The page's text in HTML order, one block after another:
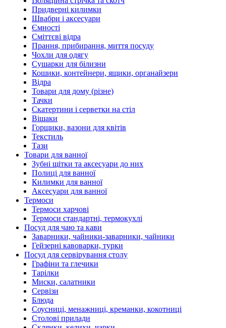
Придверні килимки
Швабри і аксесуари
Ємності
Сміттєві відра
Прання, прибирання, миття посуду
Чохли для одягу
Сушарки для білизни
Кошики, контейнери, ящики, органайзери
Відра
Товари для дому (різне)
Тачки
Скатертини і серветки на стіл
Вішаки
Горщики, вазони для квітів
Текстиль
Тази
Товари для ванної
Зубні щітки та аксесуари до них
Полиці для ванної
Килимки для ванної
Аксесуари для ванної
Термоси
Термоси харчові
Термоси стандартні, термокухлі
Посуд для чаю та кави
Заварники, чайники-заварники, чайники
Гейзерні кавоварки, турки
Посуд для сервірування столу
Графіни та глечики
Тарілки
Миски, салатники
Сервізи
Блюда
Соусниці, менажниці, креманки, кокотниці
Столові прилади